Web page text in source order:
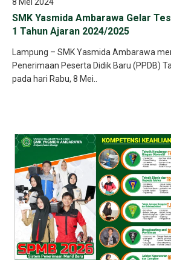
SMK Yasmida Ambarawa Gelar
1 Tahun Ajaran 2024/2025
Lampung – SMK Yasmida Ambarawa
Penerimaan Peserta Didik Baru (PPDB)
pada hari Rabu, 8 Mei..